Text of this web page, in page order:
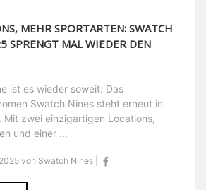
MEHR SPORTARTEN: SWATCH
SPRENGT MAL WIEDER DEN
ist es wieder soweit: Das
Swatch Nines steht erneut in
Mit zwei einzigartigen Locations,
und einer ...
von Swatch Nines |